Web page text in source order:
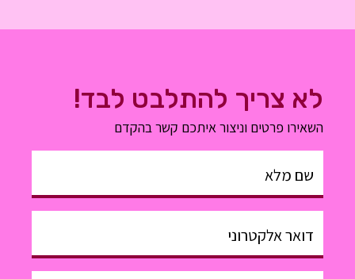
לא צריך להתלבט לבד!
השאירו פרטים וניצור איתכם קשר בהקדם
שם מלא
דואר אלקטרוני